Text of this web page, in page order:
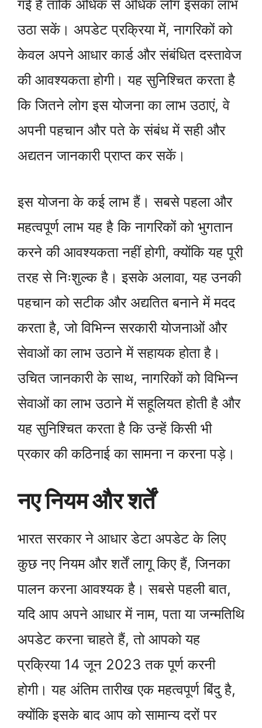
गई है ताकि अधिक से अधिक लोग इसका लाभ
उठा सकें। अपडेट प्रक्रिया में, नागरिकों को
केवल अपने आधार कार्ड और संबंधित दस्तावेज
की आवश्यकता होगी। यह सुनिश्चित करता है
कि जितने लोग इस योजना का लाभ उठाएं, वे
अपनी पहचान और पते के संबंध में सही और
अद्यतन जानकारी प्राप्त कर सकें।
इस योजना के कई लाभ हैं। सबसे पहला और
महत्वपूर्ण लाभ यह है कि नागरिकों को भुगतान
करने की आवश्यकता नहीं होगी, क्योंकि यह पूरी
तरह से निःशुल्क है। इसके अलावा, यह उनकी
पहचान को सटीक और अद्यतित बनाने में मदद
करता है, जो विभिन्न सरकारी योजनाओं और
सेवाओं का लाभ उठाने में सहायक होता है।
उचित जानकारी के साथ, नागरिकों को विभिन्न
सेवाओं का लाभ उठाने में सहूलियत होती है और
यह सुनिश्चित करता है कि उन्हें किसी भी
प्रकार की कठिनाई का सामना न करना पड़े।
नए नियम और शर्तें
भारत सरकार ने आधार डेटा अपडेट के लिए
कुछ नए नियम और शर्तें लागू किए हैं, जिनका
पालन करना आवश्यक है। सबसे पहली बात,
यदि आप अपने आधार में नाम, पता या जन्मतिथि
अपडेट करना चाहते हैं, तो आपको यह
प्रक्रिया 14 जून 2023 तक पूर्ण करनी
होगी। यह अंतिम तारीख एक महत्वपूर्ण बिंदु है,
क्योंकि इसके बाद आप को सामान्य दरों पर